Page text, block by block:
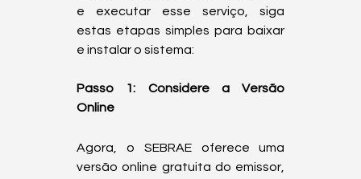
e executar esse serviço, siga
estas etapas simples para baixar
e instalar o sistema:
Passo 1: Considere a Versão
Online
Agora, o SEBRAE oferece uma
versão online gratuita do emissor,